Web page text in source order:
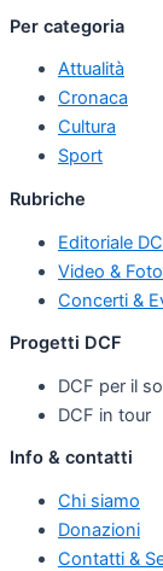
Per categoria
Attualità
Cronaca
Cultura
Sport
Rubriche
Editoriale
Video &
Concerti &
Progetti DCF
DCF per il
DCF in tour
Info & contatti
Chi siamo
Donazioni
Contatti &